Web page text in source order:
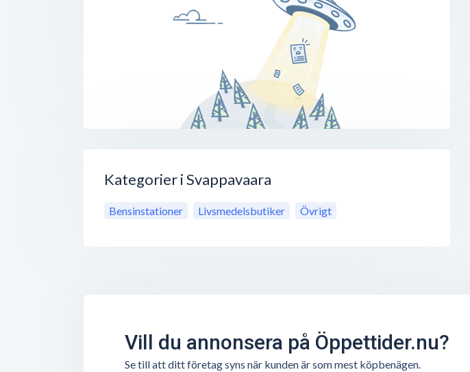
Kategorier i Svappavaara
Bensinstationer Livsmedelsbutiker Övrigt
Vill du annonsera på Öppettider.nu?
Se till att ditt företag syns när kunden är som mest köpbenägen.